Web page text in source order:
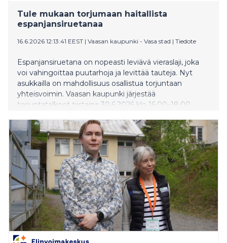
Tule mukaan torjumaan haitallista
espanjansiruetanaa
16.6.2026 12:13:41 EEST | Vaasan kaupunki - Vasa stad | Tiedote
Espanjansiruetana on nopeasti leviävä vieraslaji, joka
voi vahingoittaa puutarhoja ja levittää tauteja. Nyt
asukkailla on mahdollisuus osallistua torjuntaan
yhteisvoimin. Vaasan kaupunki järjestää
torjuntatalkoot tiistaina 30.6.2026 klo 16.00–18.00